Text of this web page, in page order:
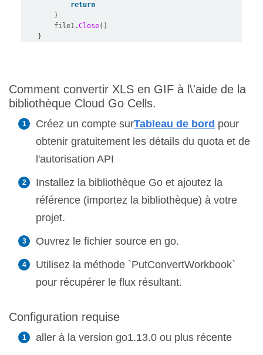
return
	    file1.
Close
Comment convertir XLS en GIF à l\'aide de la
bibliothèque Cloud Go Cells.
Créez un compte surTableau de bord pour
obtenir gratuitement les détails du quota et de
l'autorisation API
Installez la bibliothèque Go et ajoutez la
référence (importez la bibliothèque) à votre
projet.
Ouvrez le fichier source en go.
Utilisez la méthode `PutConvertWorkbook`
pour récupérer le flux résultant.
Configuration requise
aller à la version go1.13.0 ou plus récente